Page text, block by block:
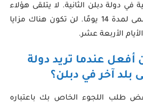
في دولة دبلن الثانية. لا يتلقى هؤلاء
الأفراد سوى ما يسمى لمدة 14 يومًا. لن تكون هناك مزايا
الأربعة عشر.
أفعل عندما تريد دولة
بلد آخر في دبلن؟
طلب اللجوء الخاص بك باعتباره